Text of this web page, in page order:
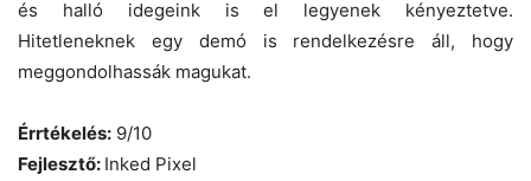
és halló idegeink is el legyenek kényeztetve.
Hitetleneknek egy demó is rendelkezésre áll, hogy
meggondolhassák magukat.
Érrtékelés: 9/10
Fejlesztő: Inked Pixel